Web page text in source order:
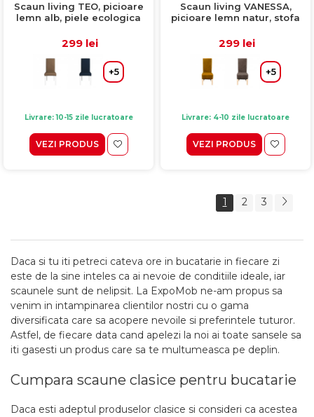
Scaun living TEO, picioare
lemn alb, piele ecologica
299 lei
+5
Livrare: 10-15 zile lucratoare
VEZI PRODUS
Scaun living VANESSA,
picioare lemn natur, stofa
cm
299 lei
+5
Livrare: 4-10 zile lucratoare
VEZI PRODUS
1 2 3
Daca si tu iti petreci cateva ore in bucatarie in fiecare zi
este de la sine inteles ca ai nevoie de conditiile ideale, iar
scaunele sunt de nelipsit. La ExpoMob ne-am propus sa
venim in intampinarea clientilor nostri cu o gama
diversificata care sa acopere nevoile si preferintele tuturor.
Astfel, de fiecare data cand apelezi la noi ai toate sansele sa
iti gasesti un produs care sa te multumeasca pe deplin.
Cumpara scaune clasice pentru bucatarie
Daca esti adeptul produselor clasice si consideri ca acestea